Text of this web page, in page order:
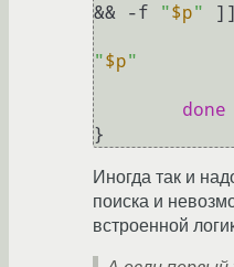
&& -f
"$p"
"$p"
done
Иногда так и
поиска и
встроенной